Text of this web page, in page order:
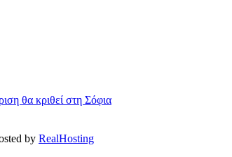
θα κριθεί στη Σόφια
by RealHosting